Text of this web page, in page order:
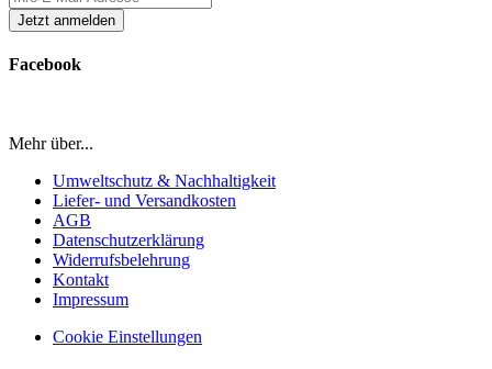
Facebook
Mehr über...
Umweltschutz & Nachhaltigkeit
Liefer- und Versandkosten
AGB
Datenschutzerklärung
Widerrufsbelehrung
Kontakt
Impressum
Cookie Einstellungen